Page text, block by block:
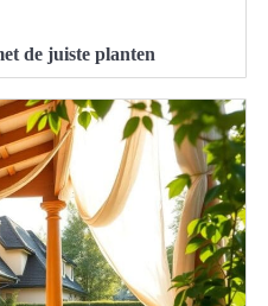
de juiste planten